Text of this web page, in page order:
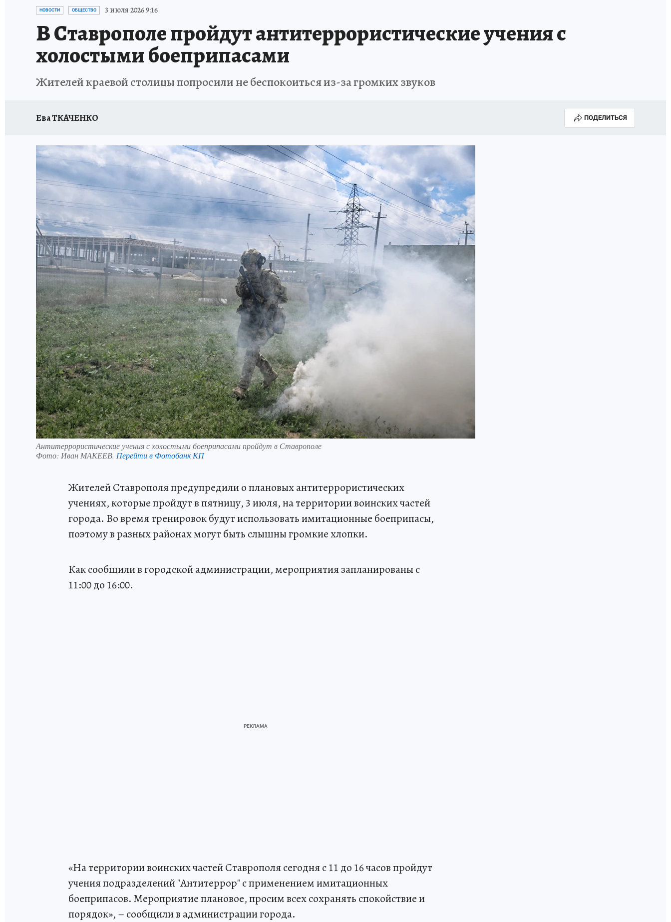
ЗАПОВЕДНАЯ РОССИЯ
НОВОСТИ ОБЩЕСТВО 3 июля 2026 9:16
В Ставрополе пройдут антитеррористические учения с
холостыми боеприпасами
Жителей краевой столицы попросили не беспокоиться из-за громких звуков
Ева ТКАЧЕНКО ПОДЕЛИТЬСЯ
Антитеррористические учения с холостыми боеприпасами пройдут в Ставрополе
Фото: Иван МАКЕЕВ. Перейти в Фотобанк КП
Жителей Ставрополя предупредили о плановых антитеррористических
учениях, которые пройдут в пятницу, 3 июля, на территории воинских частей
города. Во время тренировок будут использовать имитационные боеприпасы,
поэтому в разных районах могут быть слышны громкие хлопки.
Как сообщили в городской администрации, мероприятия запланированы с
11:00 до 16:00.
«На территории воинских частей Ставрополя сегодня с 11 до 16 часов пройдут
учения подразделений "Антитеррор" с применением имитационных
боеприпасов. Мероприятие плановое, просим всех сохранять спокойствие и
порядок», – сообщили в администрации города.